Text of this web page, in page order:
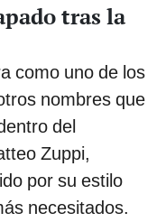
tras la
como uno de los
nombres que
del
Zuppi,
por su estilo
necesitados.